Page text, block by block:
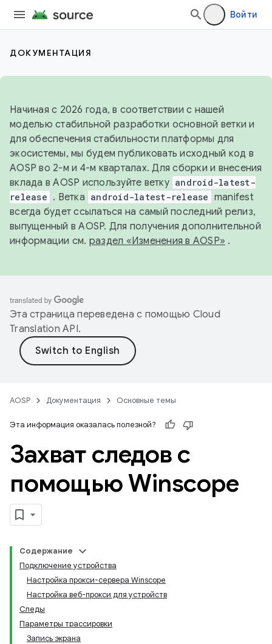
Войти
ДОКУМЕНТАЦИЯ
Начиная с 2026 года, в соответствии с нашей
моделью стабильной разработки основной ветки и
для обеспечения стабильности платформы для
экосистемы, мы будем публиковать исходный код в
AOSP во 2-м и 4-м кварталах. Для сборки и внесения
вклада в AOSP используйте ветку android-latest-
release . Ветка android-latest-release manifest
всегда будет ссылаться на самый последний релиз,
выпущенный в AOSP. Для получения дополнительной
информации см. раздел «Изменения в AOSP» .
Эта страница переведена с помощью Cloud
Translation API.
AOSP Документация Основные темы
Эта информация оказалась полезной?
Захват следов с
помощью Winscope
Содержание
Подключение устройства
Настройка прокси-сервера Winscope
Настройка веб-прокси для устройств
Следы
Параметры трассировки
Запись экрана